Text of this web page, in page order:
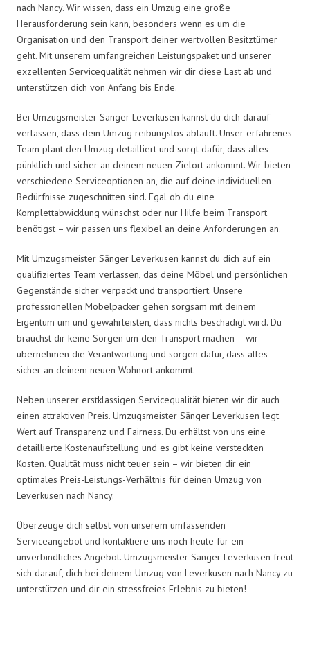
nach Nancy. Wir wissen, dass ein Umzug eine große
Herausforderung sein kann, besonders wenn es um die
Organisation und den Transport deiner wertvollen Besitztümer
geht. Mit unserem umfangreichen Leistungspaket und unserer
exzellenten Servicequalität nehmen wir dir diese Last ab und
unterstützen dich von Anfang bis Ende.
Bei Umzugsmeister Sänger Leverkusen kannst du dich darauf
verlassen, dass dein Umzug reibungslos abläuft. Unser erfahrenes
Team plant den Umzug detailliert und sorgt dafür, dass alles
pünktlich und sicher an deinem neuen Zielort ankommt. Wir bieten
verschiedene Serviceoptionen an, die auf deine individuellen
Bedürfnisse zugeschnitten sind. Egal ob du eine
Komplettabwicklung wünschst oder nur Hilfe beim Transport
benötigst – wir passen uns flexibel an deine Anforderungen an.
Mit Umzugsmeister Sänger Leverkusen kannst du dich auf ein
qualifiziertes Team verlassen, das deine Möbel und persönlichen
Gegenstände sicher verpackt und transportiert. Unsere
professionellen Möbelpacker gehen sorgsam mit deinem
Eigentum um und gewährleisten, dass nichts beschädigt wird. Du
brauchst dir keine Sorgen um den Transport machen – wir
übernehmen die Verantwortung und sorgen dafür, dass alles
sicher an deinem neuen Wohnort ankommt.
Neben unserer erstklassigen Servicequalität bieten wir dir auch
einen attraktiven Preis. Umzugsmeister Sänger Leverkusen legt
Wert auf Transparenz und Fairness. Du erhältst von uns eine
detaillierte Kostenaufstellung und es gibt keine versteckten
Kosten. Qualität muss nicht teuer sein – wir bieten dir ein
optimales Preis-Leistungs-Verhältnis für deinen Umzug von
Leverkusen nach Nancy.
Überzeuge dich selbst von unserem umfassenden
Serviceangebot und kontaktiere uns noch heute für ein
unverbindliches Angebot. Umzugsmeister Sänger Leverkusen freut
sich darauf, dich bei deinem Umzug von Leverkusen nach Nancy zu
unterstützen und dir ein stressfreies Erlebnis zu bieten!